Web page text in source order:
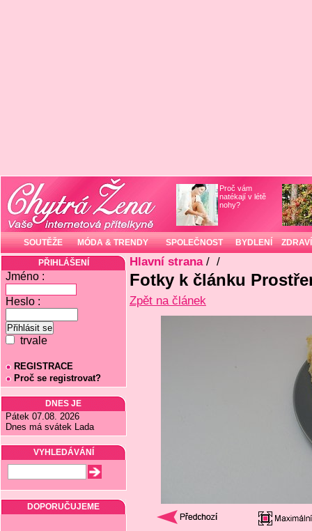
Proč vám
natékají v létě
nohy?
SOUTĚŽE MÓDA & TRENDY SPOLEČNOST BYDLENÍ ZDRAVÍ
PŘIHLÁŠENÍ
Jméno :
Heslo :
trvale
REGISTRACE
Proč se registrovat?
DNES JE
Pátek 07.08. 2026
Dnes má svátek Lada
VYHLEDÁVÁNÍ
DOPORUČUJEME
Hlavní strana/ /
Fotky k článku
Zpět na článek